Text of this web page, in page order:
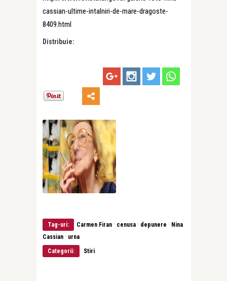
cassian-ultime-intalniri-de-mare-dragoste-
8409.html
Distribuie:
Tag-uri: Carmen Firan · cenusa · depunere · Nina
Cassian · urna
Categorii:
Stiri